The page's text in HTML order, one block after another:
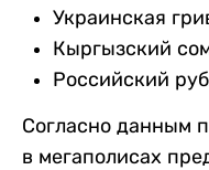
Украинская
Кыргызский
Российский
Согласно данным
в мегаполисах